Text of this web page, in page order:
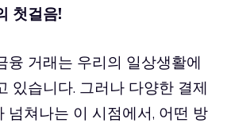
첫걸음!
융 거래는 우리의 일상생활에
있습니다. 그러나 다양한 결제
넘쳐나는 이 시점에서, 어떤 방